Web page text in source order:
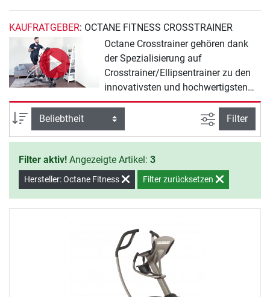
KAUFRATGEBER: OCTANE FITNESS CROSSTRAINER
Octane Crosstrainer gehören dank
der Spezialisierung auf
Crosstrainer/Ellipsentrainer zu den
innovativsten und hochwertigsten
Geräten. Dank permanenter
Entwicklung und konsequenter
Qualitätskontrollen erreichen Octane
Crosstrainer eine sehr hohe
Lebensdauer und Zuverlässigkeit.
Mit dem Lateral X8000 trainieren Sie
optimal besonders die seitlichen, oft
Sortierung Ansicht
Filter
Filter aktiv! Angezeigte Artikel: 3
Hersteller: Octane Fitness Filter zurücksetzen